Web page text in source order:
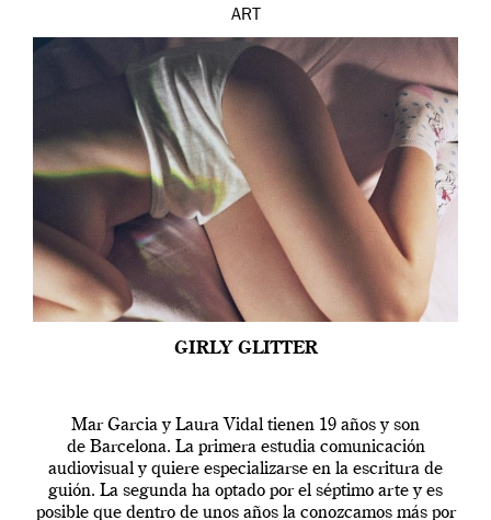
ART
GIRLY GLITTER
Mar Garcia y Laura Vidal tienen 19 años y son
de Barcelona. La primera estudia comunicación
audiovisual y quiere especializarse en la escritura de
guión. La segunda ha optado por el séptimo arte y es
posible que dentro de unos años la conozcamos más por